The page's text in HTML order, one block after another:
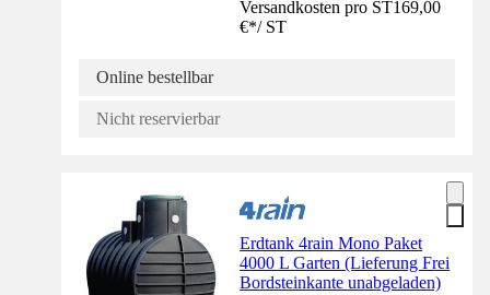
Versandkosten pro ST169,00
€*/ ST
Online bestellbar
Nicht reservierbar
Erdtank 4rain Mono Paket
4000 L Garten (Lieferung Frei
Bordsteinkante unabgeladen)